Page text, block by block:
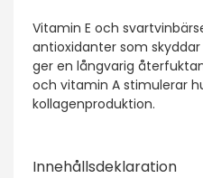
Vitamin E och
antioxidanter som
ger en långvarig
och vitamin A stimulerar
kollagenproduktion.
Innehållsdeklaration